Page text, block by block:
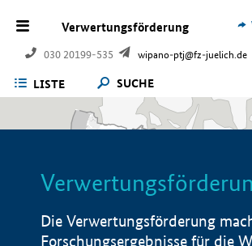
Verwertungsförderung
030 20199-535 wipano-ptj@fz-juelich.de
LISTE SUCHE
Die Verwertungsförderung
Forschungsergebnisse für die